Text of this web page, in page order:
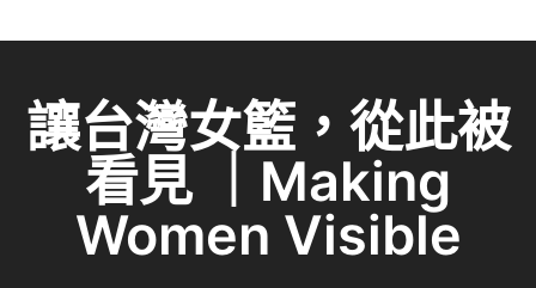
b
o
o
k
at
dI
n
讓台灣女籃，從此被
看見 ｜Making
Women Visible